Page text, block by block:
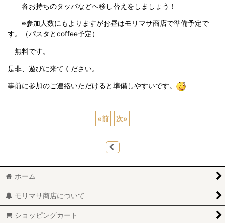
各お持ちのタッパなどへ移し替えをしましょう！
※参加人数にもよりますがお昼はモリマサ商店で準備予定で
す。（パスタとcoffee予定）
無料です。
是非、遊びに来てください。
事前に参加のご連絡いただけると準備しやすいです。
«前 次»
ホーム
モリマサ商店について
ショッピングカート